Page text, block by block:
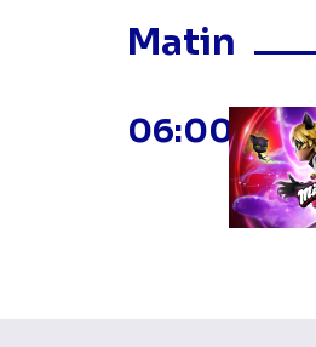
Matin
Masquer
06:00